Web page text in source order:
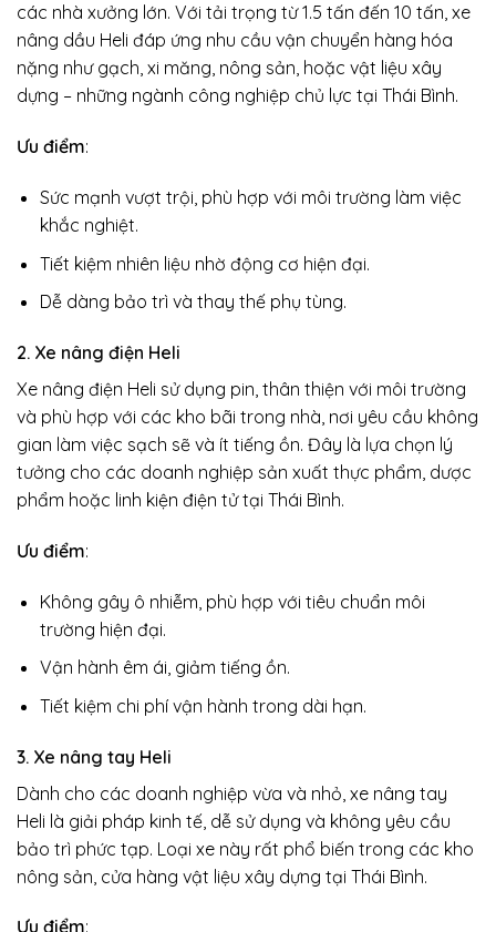
các nhà xưởng lớn. Với tải trọng từ 1.5 tấn đến 10 tấn, xe
nâng dầu Heli đáp ứng nhu cầu vận chuyển hàng hóa
nặng như gạch, xi măng, nông sản, hoặc vật liệu xây
dựng – những ngành công nghiệp chủ lực tại Thái Bình.
Ưu điểm:
Sức mạnh vượt trội, phù hợp với môi trường làm việc
khắc nghiệt.
Tiết kiệm nhiên liệu nhờ động cơ hiện đại.
Dễ dàng bảo trì và thay thế phụ tùng.
2. Xe nâng điện Heli
Xe nâng điện Heli sử dụng pin, thân thiện với môi trường
và phù hợp với các kho bãi trong nhà, nơi yêu cầu không
gian làm việc sạch sẽ và ít tiếng ồn. Đây là lựa chọn lý
tưởng cho các doanh nghiệp sản xuất thực phẩm, dược
phẩm hoặc linh kiện điện tử tại Thái Bình.
Ưu điểm:
Không gây ô nhiễm, phù hợp với tiêu chuẩn môi
trường hiện đại.
Vận hành êm ái, giảm tiếng ồn.
Tiết kiệm chi phí vận hành trong dài hạn.
3. Xe nâng tay Heli
Dành cho các doanh nghiệp vừa và nhỏ, xe nâng tay
Heli là giải pháp kinh tế, dễ sử dụng và không yêu cầu
bảo trì phức tạp. Loại xe này rất phổ biến trong các kho
nông sản, cửa hàng vật liệu xây dựng tại Thái Bình.
Ưu điểm: